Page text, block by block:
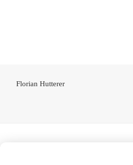
Florian Hutterer